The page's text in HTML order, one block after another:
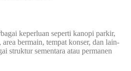
keperluan seperti kanopi parkir,
bermain, tempat konser, dan lain-
struktur sementara atau permanen